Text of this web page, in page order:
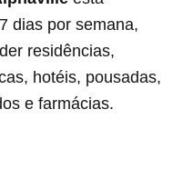
dias por semana,
residências,
hotéis, pousadas,
e farmácias.